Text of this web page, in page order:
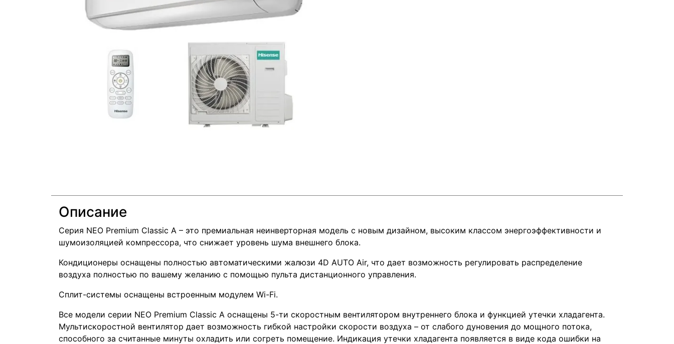
Описание
Серия NEO Premium Classic A – это премиальная неинверторная модель с новым дизайном, высоким классом энергоэффективности и
шумоизоляцией компрессора, что снижает уровень шума внешнего блока.
Кондиционеры оснащены полностью автоматическими жалюзи 4D AUTO Air, что дает возможность регулировать распределение
воздуха полностью по вашему желанию с помощью пульта дистанционного управления.
Сплит-системы оснащены встроенным модулем Wi-Fi.
Все модели серии NEO Premium Classic A оснащены 5-ти скоростным вентилятором внутреннего блока и функцией утечки хладагента.
Мультискоростной вентилятор дает возможность гибкой настройки скорости воздуха – от слабого дуновения до мощного потока,
способного за считанные минуты охладить или согреть помещение. Индикация утечки хладагента появляется в виде кода ошибки на